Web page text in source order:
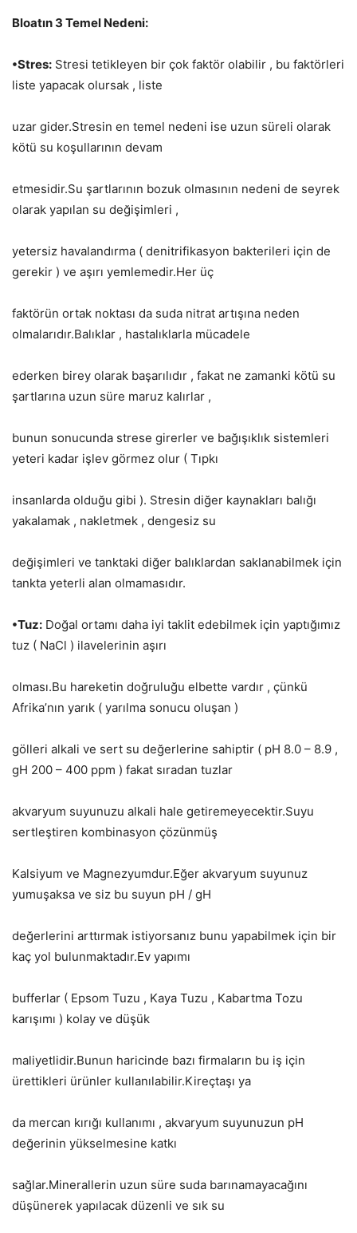
Bloatın 3 Temel Nedeni:
•Stres: Stresi tetikleyen bir çok faktör olabilir , bu faktörleri
liste yapacak olursak , liste
uzar gider.Stresin en temel nedeni ise uzun süreli olarak
kötü su koşullarının devam
etmesidir.Su şartlarının bozuk olmasının nedeni de seyrek
olarak yapılan su değişimleri ,
yetersiz havalandırma ( denitrifikasyon bakterileri için de
gerekir ) ve aşırı yemlemedir.Her üç
faktörün ortak noktası da suda nitrat artışına neden
olmalarıdır.Balıklar , hastalıklarla mücadele
ederken birey olarak başarılıdır , fakat ne zamanki kötü su
şartlarına uzun süre maruz kalırlar ,
bunun sonucunda strese girerler ve bağışıklık sistemleri
yeteri kadar işlev görmez olur ( Tıpkı
insanlarda olduğu gibi ). Stresin diğer kaynakları balığı
yakalamak , nakletmek , dengesiz su
değişimleri ve tanktaki diğer balıklardan saklanabilmek için
tankta yeterli alan olmamasıdır.
•Tuz: Doğal ortamı daha iyi taklit edebilmek için yaptığımız
tuz ( NaCl ) ilavelerinin aşırı
olması.Bu hareketin doğruluğu elbette vardır , çünkü
Afrika’nın yarık ( yarılma sonucu oluşan )
gölleri alkali ve sert su değerlerine sahiptir ( pH 8.0 – 8.9 ,
gH 200 – 400 ppm ) fakat sıradan tuzlar
akvaryum suyunuzu alkali hale getiremeyecektir.Suyu
sertleştiren kombinasyon çözünmüş
Kalsiyum ve Magnezyumdur.Eğer akvaryum suyunuz
yumuşaksa ve siz bu suyun pH / gH
değerlerini arttırmak istiyorsanız bunu yapabilmek için bir
kaç yol bulunmaktadır.Ev yapımı
bufferlar ( Epsom Tuzu , Kaya Tuzu , Kabartma Tozu
karışımı ) kolay ve düşük
maliyetlidir.Bunun haricinde bazı firmaların bu iş için
ürettikleri ürünler kullanılabilir.Kireçtaşı ya
da mercan kırığı kullanımı , akvaryum suyunuzun pH
değerinin yükselmesine katkı
sağlar.Minerallerin uzun süre suda barınamayacağını
düşünerek yapılacak düzenli ve sık su